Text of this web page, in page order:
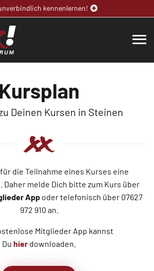
kennenlernen!
Kursplan
Deinen Kursen in Steinen
die Teilnahme eines Kurses eine
Daher melde Dich bitte zum Kurs über
App oder telefonisch über 07627
972 910 an.
Mitglieder App kannst
Du hier downloaden.